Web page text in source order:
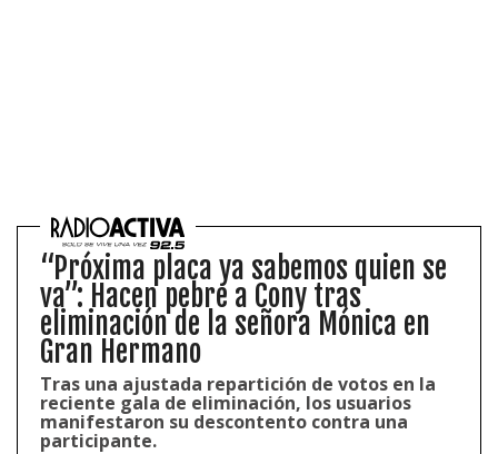
“Próxima placa ya sabemos quien se
va”: Hacen pebre a Cony tras
eliminación de la señora Mónica en
Gran Hermano
Tras una ajustada repartición de votos en la
reciente gala de eliminación, los usuarios
manifestaron su descontento contra una
participante.